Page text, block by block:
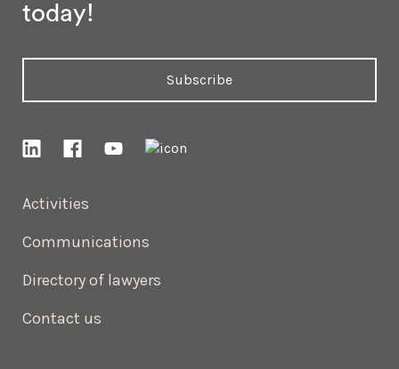
Activities
Communications
Directory of lawyers
Contact us
today!
Subscribe